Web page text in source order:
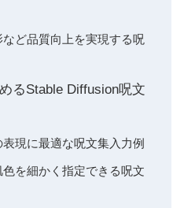
ど品質向上を実現する呪
るStable Diffusion呪文
現に最適な呪文集入力例
を細かく指定できる呪文